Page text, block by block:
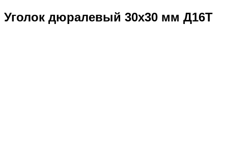
Уголок дюралевый 30х30 мм Д16Т